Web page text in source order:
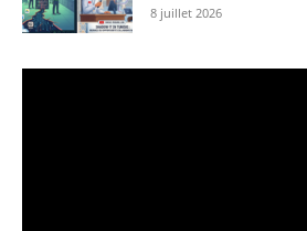
8 juillet 2026